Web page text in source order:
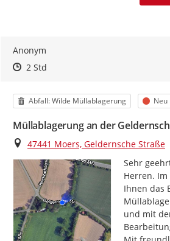
Anonym
Zeitpunkt des Erstellens
Zeitpunkt des Erstellens
2 StdZur Äußerung
Kategorie
Abfall: Wilde Müllablagerung Status
Neu
Müllablagerung an der
Ort
47441 Moers, Geldernsche Straße
Sehr
Herren.
Ihnen das
und mit